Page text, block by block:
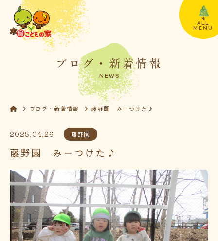
ALL
MENU
ブログ・新着情報
NEWS
ブログ・新着情報 藤野園 みーつけた♪
2025.04.26 藤野園
藤野園 みーつけた♪